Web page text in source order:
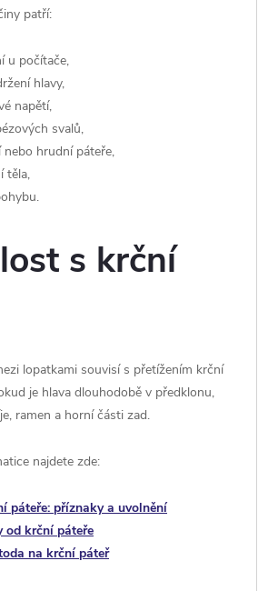
patří:
u počítače,
hlavy,
napětí,
svalů,
nebo hrudní páteře,
těla,
s krční
lopatkami souvisí s přetížením krční
je hlava dlouhodobě v předklonu,
ramen a horní části zad.
najdete zde:
páteře: příznaky a uvolnění
od krční páteře
na krční páteř